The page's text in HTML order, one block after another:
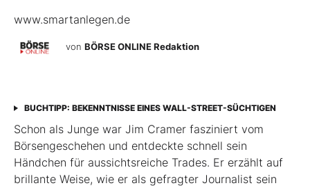
www.smartanlegen.de
von BÖRSE ONLINE Redaktion
BUCHTIPP: BEKENNTNISSE EINES WALL-STREET-SÜCHTIGEN
Schon als Junge war Jim Cramer fasziniert vom
Börsengeschehen und entdeckte schnell sein
Händchen für aussichtsreiche Trades. Er erzählt auf
brillante Weise, wie er als gefragter Journalist sein